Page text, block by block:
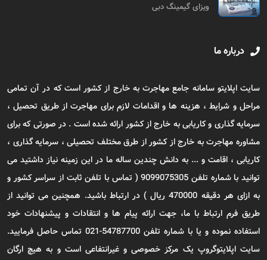
ویزای گیمینگ دبی
درباره ما
سایت اپلایتو سامانه جامع مهاجرت به خارج از کشور است که در آن تمامی
مراحل و شرایط ، هزینه ها و اقدامات لازم برای مهاجرت از طریق تحصیل ،
سرمایه گذاری و کاریابی به خارج از کشور ارائه شده است . در صورتی که برای
مشاوره مهاجرت به خارج از کشور از طرق مختلف تحصیلی ، سرمایه گذاری ،
کاریابی ، اقامت و ... به دانش چندین ساله ما در این زمینه نیاز داشتید می
توانید با شماره تلفن 9099075305 ( تماس با تلفن ثابت از سراسر کشور و
به ازای هر دقیقه 470000 ریال ) در ارتباط باشید. همچنین می توانید از
طریق فرم ارتباط با ما، جهت ارائه پیام ها و انتقادات و پیشنهادات خود
استفاده نموده و یا با شماره تلفن 54787700-021 تماس حاصل فرمایید.
سایت اپلایتوگروپ یک مرکز خصوصی و غیرانتفاعی است و به هیچ ارگان